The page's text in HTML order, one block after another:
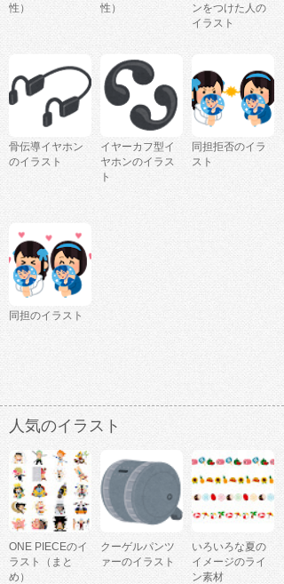
性）
性）
ンをつけた人の
イラスト
骨伝導イヤホン
のイラスト
イヤーカフ型イ
ヤホンのイラス
ト
同担拒否のイラ
スト
同担のイラスト
人気のイラスト
ONE PIECEのイ
ラスト（まと
め）
クーゲルパンツ
ァーのイラスト
いろいろな夏の
イメージのライ
ン素材